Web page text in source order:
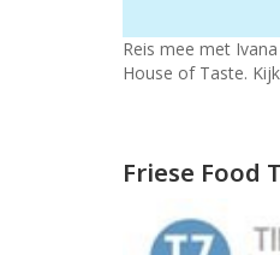
Reis mee met
House of Taste.
Friese Food